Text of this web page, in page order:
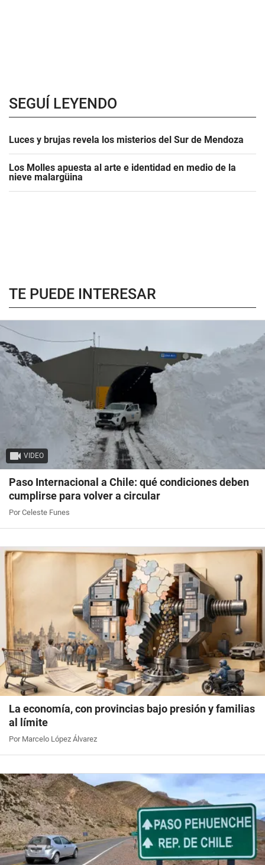
SEGUÍ LEYENDO
Luces y brujas revela los misterios del Sur de Mendoza
Los Molles apuesta al arte e identidad en medio de la
nieve malargüina
TE PUEDE INTERESAR
VIDEO
Paso Internacional a Chile: qué condiciones deben
cumplirse para volver a circular
Por Celeste Funes
La economía, con provincias bajo presión y familias
al límite
Por Marcelo López Álvarez